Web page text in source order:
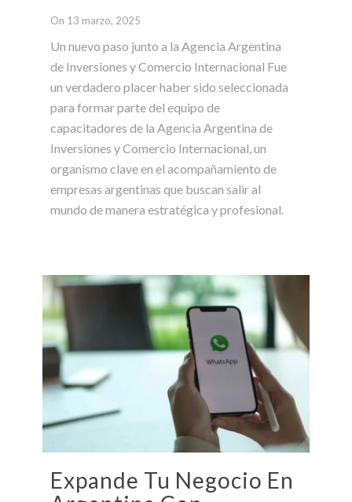
On 13 marzo, 2025
Un nuevo paso junto a la Agencia Argentina
de Inversiones y Comercio Internacional Fue
un verdadero placer haber sido seleccionada
para formar parte del equipo de
capacitadores de la Agencia Argentina de
Inversiones y Comercio Internacional, un
organismo clave en el acompañamiento de
empresas argentinas que buscan salir al
mundo de manera estratégica y profesional.
Expande Tu Negocio En